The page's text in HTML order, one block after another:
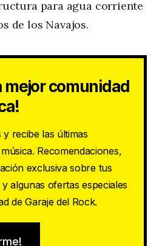
para agua corriente
de los Navajos.
mejor comunidad
recibe las últimas
Recomendaciones,
exclusiva sobre tus
algunas ofertas especiales
de Garaje del Rock.